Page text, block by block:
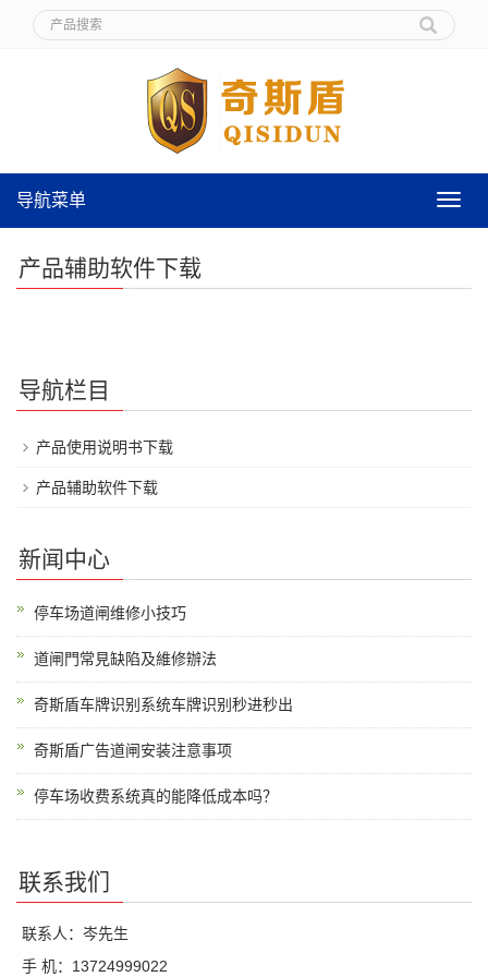
导
导航菜单
产品辅助软件下载
导航栏目
产品使用说明书下载
产品辅助软件下载
新闻中心
停车场道闸维修小技巧
道闸門常見缺陷及維修辦法
奇斯盾车牌识别系统车牌识别秒进秒出
奇斯盾广告道闸安装注意事项
停车场收费系统真的能降低成本吗？
联系我们
联系人：岑先生
手 机：13724999022